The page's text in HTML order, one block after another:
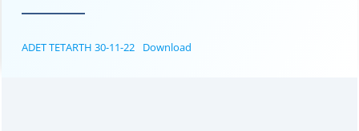
ADET TETARTH 30-11-22 Download